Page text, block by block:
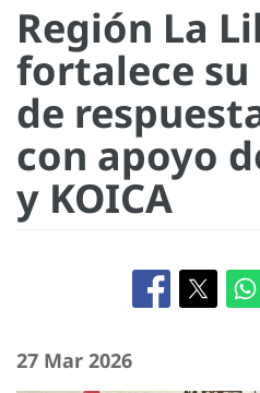
Región La
fortalece su
de
con apoyo
y KOICA
27 Mar 2026